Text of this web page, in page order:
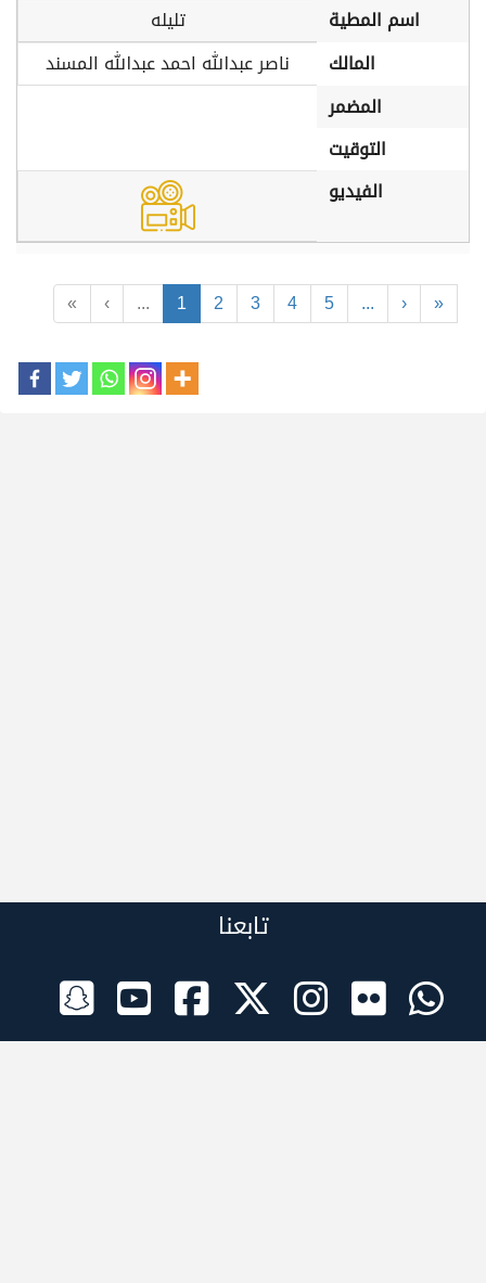
« ‹ ... 1 2 3 4 5 ... › »
اسم المطية
تليله
المالك
ناصر عبدالله احمد عبدالله المسند
المضمر
التوقيت
الفيديو
تابعنا